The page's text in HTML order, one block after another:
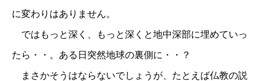
に変わりはありません。
ではもっと深く、もっと深くと地中深部に埋めていっ
たら・・。ある日突然地球の裏側に・・？
まさかそうはならないでしょうが、たとえば仏教の説